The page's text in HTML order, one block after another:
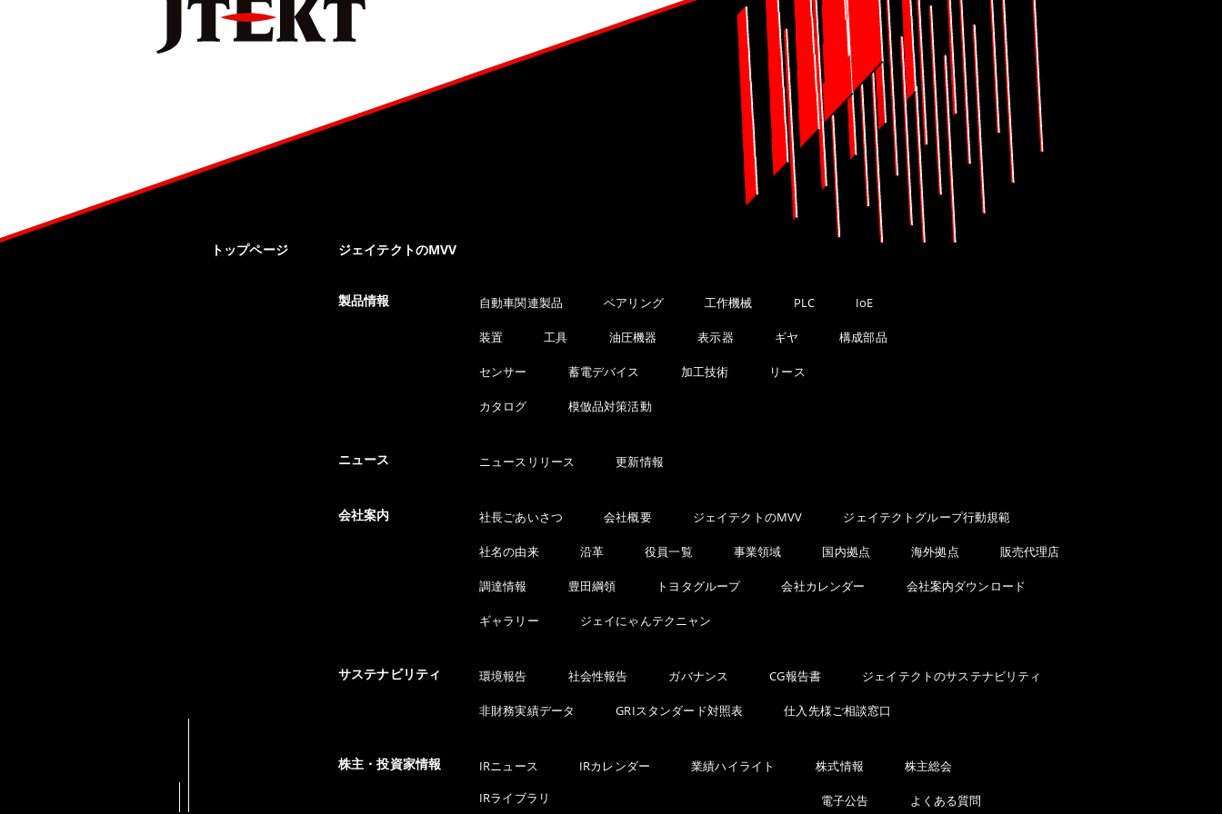
トップページ ジェイテクトのMVV
製品情報 自動車関連製品 ベアリング 工作機械 PLC IoE
装置 工具 油圧機器 表示器 ギヤ 構成部品
センサー 蓄電デバイス 加工技術 リース
カタログ 模倣品対策活動
ニュース ニュースリリース 更新情報
会社案内 社長ごあいさつ 会社概要 ジェイテクトのMVV ジェイテクトグループ行動規範
社名の由来 沿革 役員一覧 事業領域 国内拠点 海外拠点 販売代理店
調達情報 豊田綱領 トヨタグループ 会社カレンダー 会社案内ダウンロード
ギャラリー ジェイにゃんテクニャン
サステナビリティ 環境報告 社会性報告 ガバナンス CG報告書 ジェイテクトのサステナビリティ
非財務実績データ GRIスタンダード対照表 仕入先様ご相談窓口
株主・投資家情報 IRニュース IRカレンダー 業績ハイライト 株式情報
株主総会
IRライブラリ
電子公告 よくある質問